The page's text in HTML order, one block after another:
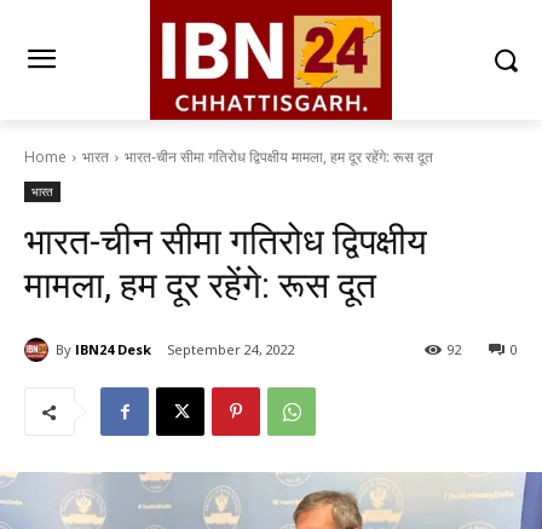
Home भारत भारत-चीन सीमा गतिरोध द्विपक्षीय मामला, हम दूर रहेंगे: रूस दूत
भारत
भारत-चीन सीमा गतिरोध द्विपक्षीय
मामला, हम दूर रहेंगे: रूस दूत
By IBN24 Desk September 24, 2022 0
92